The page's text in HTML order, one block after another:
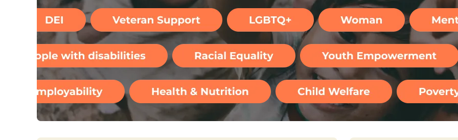
Plus
Pays